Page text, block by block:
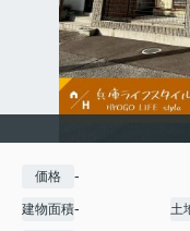
価格 -
建物面積- 土